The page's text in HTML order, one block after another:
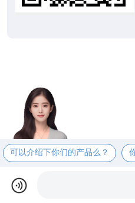
可以介绍下你们的产品么？